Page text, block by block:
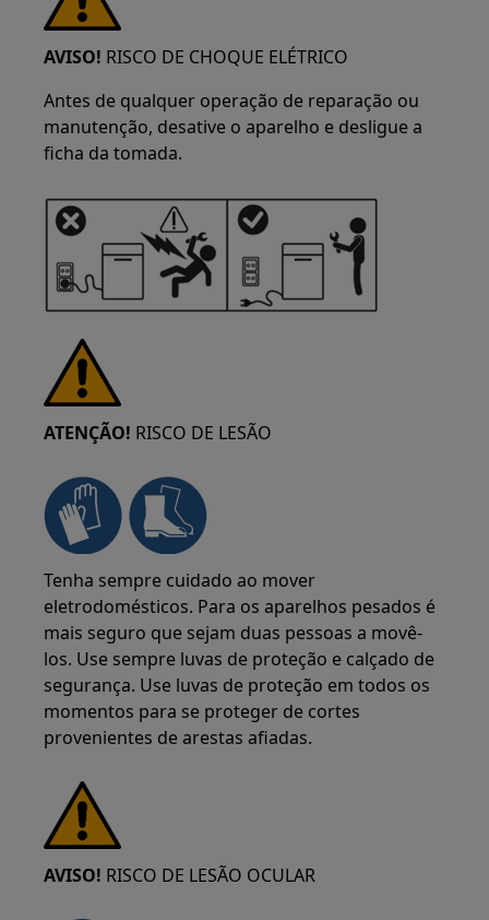
AVISO! RISCO DE CHOQUE ELÉTRICO
Antes de qualquer operação de reparação ou
manutenção, desative o aparelho e desligue a
ficha da tomada.
ATENÇÃO! RISCO DE LESÃO
Tenha sempre cuidado ao mover
eletrodomésticos. Para os aparelhos pesados é
mais seguro que sejam duas pessoas a movê-
los. Use sempre luvas de proteção e calçado de
segurança. Use luvas de proteção em todos os
momentos para se proteger de cortes
provenientes de arestas afiadas.
AVISO! RISCO DE LESÃO OCULAR